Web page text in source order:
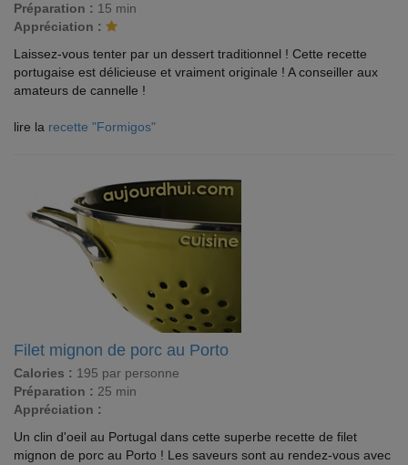
Préparation : 15 min
Appréciation :
Laissez-vous tenter par un dessert traditionnel ! Cette recette
portugaise est délicieuse et vraiment originale ! A conseiller aux
amateurs de cannelle !
lire la recette "Formigos"
Filet mignon de porc au Porto
Calories : 195 par personne
Préparation : 25 min
Appréciation :
Un clin d'oeil au Portugal dans cette superbe recette de filet
mignon de porc au Porto ! Les saveurs sont au rendez-vous avec